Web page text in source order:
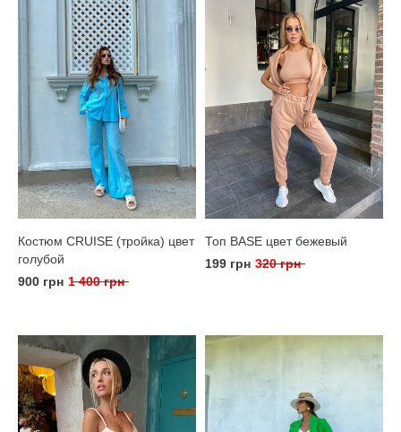
Костюм CRUISE (тройка) цвет
голубой
900 грн 1 400 грн
Топ BASE цвет бежевый
199 грн 320 грн